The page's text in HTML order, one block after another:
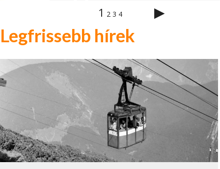
1 2 3 4 ▶
Legfrissebb hírek